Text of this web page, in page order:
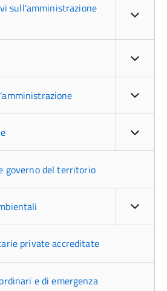
sull'amministrazione
governo del territorio
private accreditate
e di emergenza